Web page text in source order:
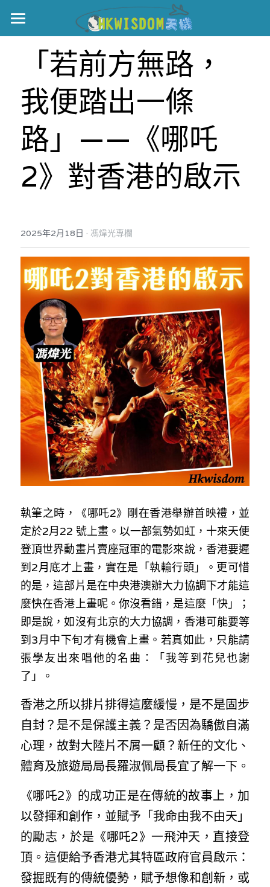
主頁
世界盃
伊美戰爭
黎智英案
正本清源•黎智英案
美西媒體謊言實錄
宏福火災
宏福‧革新
宏福火災正視聽
記錄．宏福苑火災
港聞
國際
娛樂
反華推手你要知
反華推手懶人包
民主派騙案十式
反華推手起底
美西霸凌內幕
美西極權主義
真相直擊
KOL 專欄
林淑芳專欄
屈穎妍專欄
朱庭萱專欄
莫綺琪專欄
黃萬成專欄
高松傑專欄
林伯強專欄
馮煒光專欄
趙處機專欄
KOL 精選
大衛sir專欄
龔靜儀大律師專欄
陳貴春大律師專欄
陳子遷律師專欄
羅浚軒專欄
溫志倫專欄
汪明欣專欄
張美雄專欄
絕密法庭檔案
醫院口岸爆炸案
屠龍小隊案
黎智英案審訊
支聯會案
生活
吃喝玩指南
休閒好介紹
親子
關於我們
人才招聘
投稿熱線
支持讚助
條款及細則
關於我們
搜索
繁體中文
English
「若前方無路，
我便踏出一條
路」——《哪吒
2》對香港的啟示
2025年2月18日 · 馮煒光專欄
執筆之時，《哪吒2》剛在香港舉辦首映禮，並
定於2月22 號上畫。以一部氣勢如虹，十來天便
登頂世界動畫片賣座冠軍的電影來說，香港要遲
到2月底才上畫，實在是「執輸行頭」。更可惜
的是，這部片是在中央港澳辦大力協調下才能這
麼快在香港上畫呢。你沒看錯，是這麼「快」；
即是說，如沒有北京的大力協調，香港可能要等
到3月中下旬才有機會上畫。若真如此，只能請
張學友出來唱他的名曲：「我等到花兒也謝
了」。
香港之所以排片排得這麼緩慢，是不是固步
自封？是不是保護主義？是否因為驕傲自滿
心理，故對大陸片不屑一顧？新任的文化、
體育及旅遊局局長羅淑佩局長宜了解一下。
《哪吒2》的成功正是在傳統的故事上，加
以發揮和創作，並賦予「我命由我不由天」
的勵志，於是《哪吒2》一飛沖天，直接登
頂。這便給予香港尤其特區政府官員啟示：
發掘既有的傳統優勢，賦予想像和創新，或